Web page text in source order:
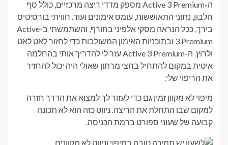
ה-Active 3 Premium מספק מדדי ריצה מרכזיים, כולל סף
חלבון, נתוני התאוששות, עומס אימונים ועוד. חוויתי בורסיטיס
בירך, ככל הנראה מסקי אלפיני בחורף, והשתמשתי ב-Active
3 Premium ובתוכניות האימון המשולבות כדי לחזור לאט לאט
ולרוץ. ה-Active 3 Premium עזר לי להדריך אותי בהחלמה
איטית במקום להתחיל בחצי מרתון שאולי היה יכול להחזיר
את הריפוי שלי.
מיפוי לא מקוון זמין גם כדי לעזור לך למצוא את הדרך חזרה
למקום שבו התחלת את הריצה. ניווט כזה הוא לא תכונה
קבועה של שעוני ספורט ברמת הכניסה.